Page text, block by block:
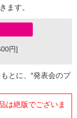
ます。
円]
とに、“発表会のプ
は絶版でございま